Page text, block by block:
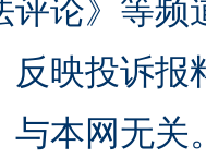
评论》等
反映投诉
与本网无